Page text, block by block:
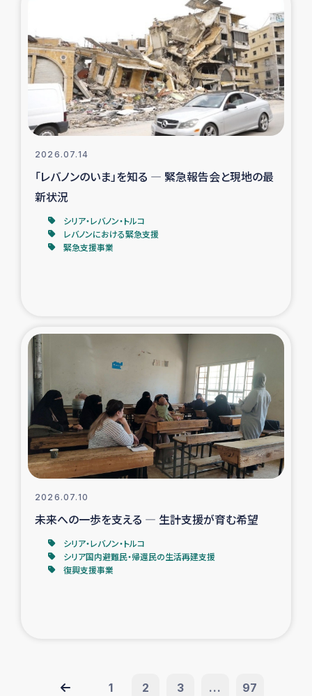
2026.07.14
「レバノンのいま」を知る ― 緊急報告会と現地の最
新状況
シリア・レバノン・トルコ
レバノンにおける緊急支援
緊急支援事業
2026.07.10
未来への一歩を支える ― 生計支援が育む希望
シリア・レバノン・トルコ
シリア国内避難民・帰還民の生活再建支援
復興支援事業
1 2 3 ... 97